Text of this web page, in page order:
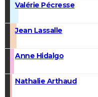
Valérie Pécresse
Jean Lassalle
Anne Hidalgo
Nathalie Arthaud